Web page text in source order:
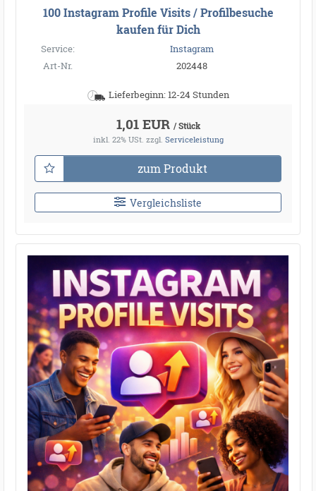
100 Instagram Profile Visits / Profilbesuche
kaufen für Dich
Service:
Instagram
Art-Nr.
202448
Lieferbeginn: 12-24 Stunden
1,01 EUR / Stück
inkl. 22% USt. zzgl. Serviceleistung
zum Produkt
Vergleichsliste